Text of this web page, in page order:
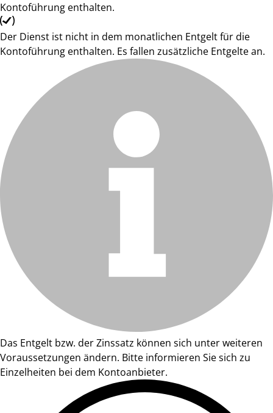
Kontoführung enthalten.
Der Dienst ist nicht in dem monatlichen Entgelt für die
Kontoführung enthalten. Es fallen zusätzliche Entgelte an.
Das Entgelt bzw. der Zinssatz können sich unter weiteren
Voraussetzungen ändern. Bitte informieren Sie sich zu
Einzelheiten bei dem Kontoanbieter.